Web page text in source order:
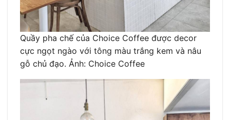
Quầy pha chế của Choice Coffee được decor
cực ngọt ngào với tông màu trắng kem và nâu
gỗ chủ đạo. Ảnh: Choice Coffee